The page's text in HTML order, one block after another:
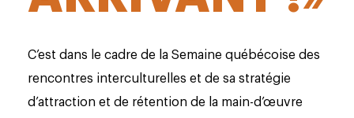
C’est dans le cadre de la Semaine québécoise des
rencontres interculturelles et de sa stratégie
d’attraction et de rétention de la main-d’œuvre